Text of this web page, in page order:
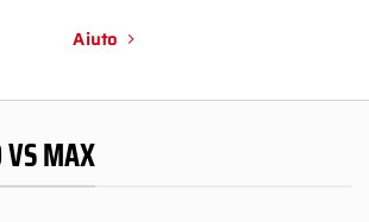
Aiuto
VS MAX